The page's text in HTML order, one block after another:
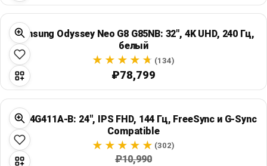
Samsung Odyssey Neo G8 G85NB: 32", 4K UHD, 240 Гц,
белый
(134)
₽78,799
LG 24G411A-B: 24", IPS FHD, 144 Гц, FreeSync и G-Sync
Compatible
(302)
₽10,990